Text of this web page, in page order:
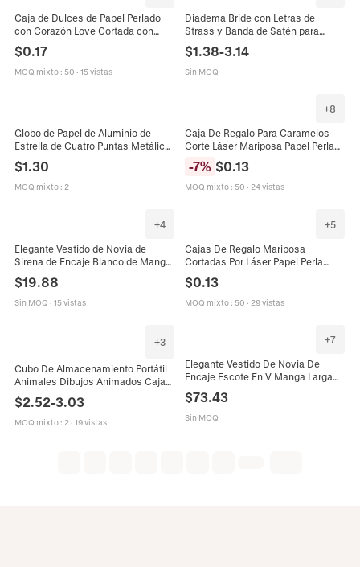
Caja de Dulces de Papel Perlado
con Corazón Love Cortada con
Láser Estilo Europeo Caja de
Regalo Calada para Boda San
Valentín Fiesta
$0.17
MOQ mixto: 50 · 15 vistas
Diadema Bride con Letras de
Strass y Banda de Satén para
Despedida de Soltera Boda Bridal
Shower Accesorio Joyería Elegante
$1.38-3.14
Sin MOQ
Globo de Papel de Aluminio de
Estrella de Cuatro Puntas Metálico
Lustre Mylar Estrella Globo Para
Boda Cumpleaños Fiesta
Decoración
$1.30
MOQ mixto: 2
+8
Caja De Regalo Para Caramelos
Corte Láser Mariposa Papel Perla
Artificialdo Con Cinta Para Boda
Fiesta Celebración Favors Elegante
-7% $0.13
MOQ mixto: 50 · 24 vistas
+4
Elegante Vestido de Novia de
Sirena de Encaje Blanco de Manga
Malla Vestido de Novia para Mujer
$19.88
Sin MOQ · 15 vistas
+5
Cajas De Regalo Mariposa
Cortadas Por Láser Papel Perla
Flores Huecas Para Boda Fiesta
Compromiso
$0.13
MOQ mixto: 50 · 29 vistas
+3
Cubo De Almacenamiento Portátil
Animales Dibujos Animados Caja
Bebé Color Macaron Cubo Plástico
$2.52-3.03
MOQ mixto: 2· 19 vistas
+7
Elegante Vestido De Novia De
Encaje Escote En V Manga Larga
Corte Ajustado Con Cola Para
Mujer Estilo Vintage
$73.43
Sin MOQ